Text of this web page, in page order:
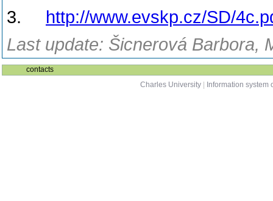
3. http://www.evskp.cz/SD/
Last update: Šicnerová Barbora,
contacts
Charles University
Information